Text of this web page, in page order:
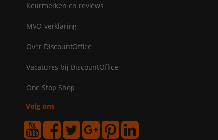
Keurmerken en reviews
MVO-verklaring
Over DiscountOffice
Vacatures bij DiscountOffice
One Stop Shop
Volg ons